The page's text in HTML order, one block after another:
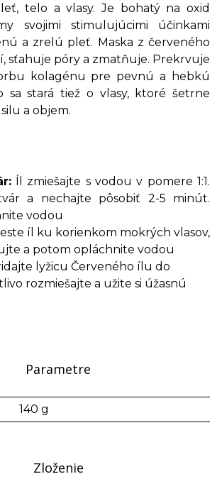
telo a vlasy. Je bohatý na oxid
svojimi stimulujúcimi účinkami
a zrelú pleť. Maska z červeného
sťahuje póry a zmatňuje. Prekrvuje
kolagénu pre pevnú a hebkú
sa stará tiež o vlasy, ktoré šetrne
a objem.
Íl zmiešajte s vodou v pomere 1:1.
a nechajte pôsobiť 2-5 minút.
vodou
íl ku korienkom mokrých vlasov,
a potom opláchnite vodou
lyžicu Červeného ílu do
rozmiešajte a užite si úžasnú
Parametre
140 g
Zloženie